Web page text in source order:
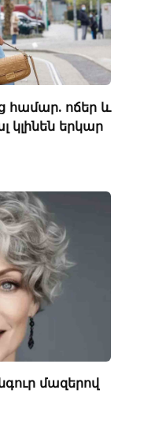
համար. ոճեր և
կլինեն երկար
մազերով